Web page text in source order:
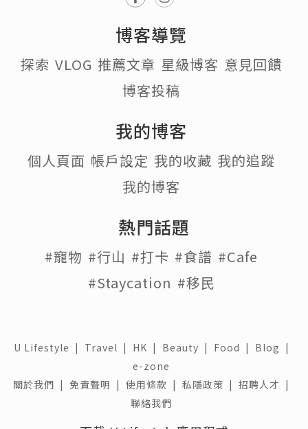
博客導覽
探索 VLOG 推薦文章 星級博客 意見回饋
博客投稿
我的博客
個人頁面 帳戶設定 我的收藏 我的追蹤
我的博客
熱門話題
#寵物 #行山 #打卡 #食譜 #Cafe
#Staycation #移民
U Lifestyle | Travel | HK | Beauty | Food | Blog |
e-zone
關於我們 | 免責聲明 | 使用條款 | 私隱政策 | 招聘人才 |
聯絡我們